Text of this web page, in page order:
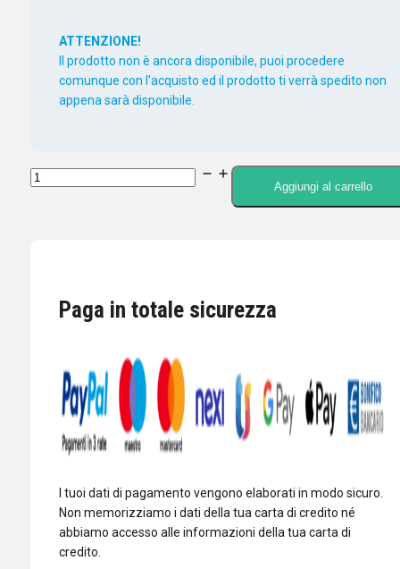
ATTENZIONE!
Il prodotto non è ancora disponibile, puoi procedere
comunque con l'acquisto ed il prodotto ti verrà spedito non
appena sarà disponibile.
WOUXUN
Aggiungi al carrello
Paga in totale sicurezza
I tuoi dati di pagamento vengono elaborati in modo sicuro.
Non memorizziamo i dati della tua carta di credito né
abbiamo accesso alle informazioni della tua carta di
credito.